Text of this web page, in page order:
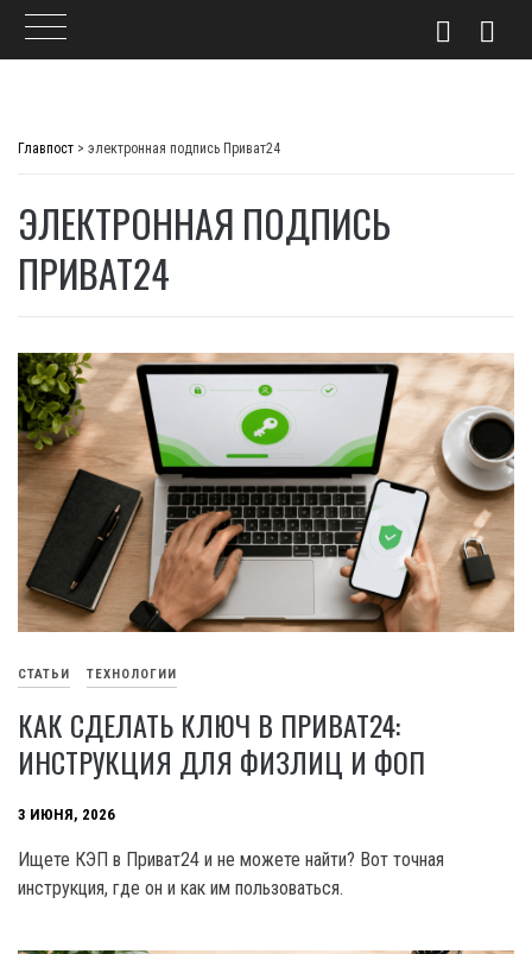
Главпост > электронная подпись Приват24
ЭЛЕКТРОННАЯ ПОДПИСЬ
ПРИВАТ24
СТАТЬИ ТЕХНОЛОГИИ
КАК СДЕЛАТЬ КЛЮЧ В ПРИВАТ24:
ИНСТРУКЦИЯ ДЛЯ ФИЗЛИЦ И ФОП
3 ИЮНЯ, 2026
Ищете КЭП в Приват24 и не можете найти? Вот точная
инструкция, где он и как им пользоваться.